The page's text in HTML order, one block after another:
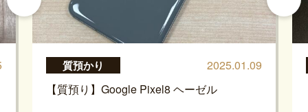
質預かり
2025.01.09
【質預り】Google Pixel8 ヘーゼル